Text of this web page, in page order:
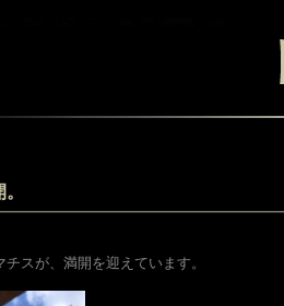
スが、満開を迎えています。